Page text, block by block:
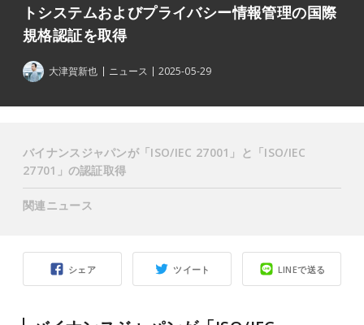
トシステムおよびプライバシー情報管理の国際
規格認証を取得
大津賀新也 ニュース 2025-05-29
シェア ツイート LINEで送る
バイナンスジャパンが「ISO/IEC 27001」と「ISO/IEC
27701」の認証取得
関連ニュース